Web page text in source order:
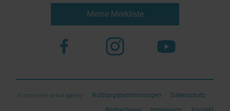
Meine Merkliste
© 2023 more virtual agency Nutzungsbestimmungen Datenschutz